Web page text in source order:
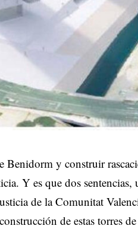
y construir
Y es que dos
de la Comunitat
de estas torres